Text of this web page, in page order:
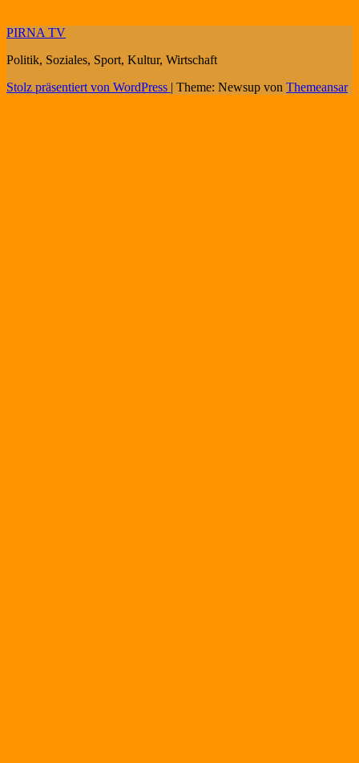
PIRNA TV
Politik, Soziales, Sport, Kultur, Wirtschaft
Stolz präsentiert von WordPress | Theme: Newsup von Themeansar